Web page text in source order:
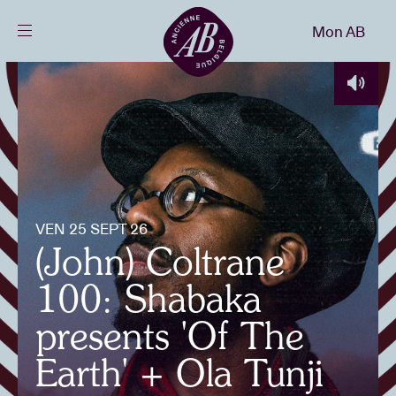
FR
Agenda
Projets
Actualités
Infos visiteurs
AB ❤ you
Mon AB
VEN 25 SEPT 26
(John) Coltrane
100: Shabaka
presents 'Of The
Earth' + Ola Tunji